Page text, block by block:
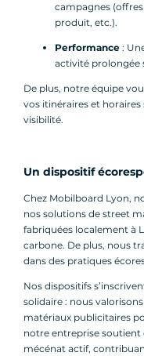
campagnes
produit, etc.).
Performance :
activité prolongée
De plus, notre équipe
vos itinéraires et
visibilité.
Un dispositif
Chez Mobilboard Lyon,
nos solutions de street
fabriquées localement à
carbone. De plus, nous
dans des pratiques
Nos dispositifs
solidaire : nous
matériaux publicitaires
notre entreprise soutient
mécénat actif,